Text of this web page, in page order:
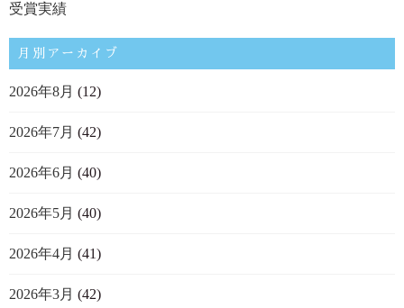
受賞実績
月別アーカイブ
2026年8月 (12)
2026年7月 (42)
2026年6月 (40)
2026年5月 (40)
2026年4月 (41)
2026年3月 (42)